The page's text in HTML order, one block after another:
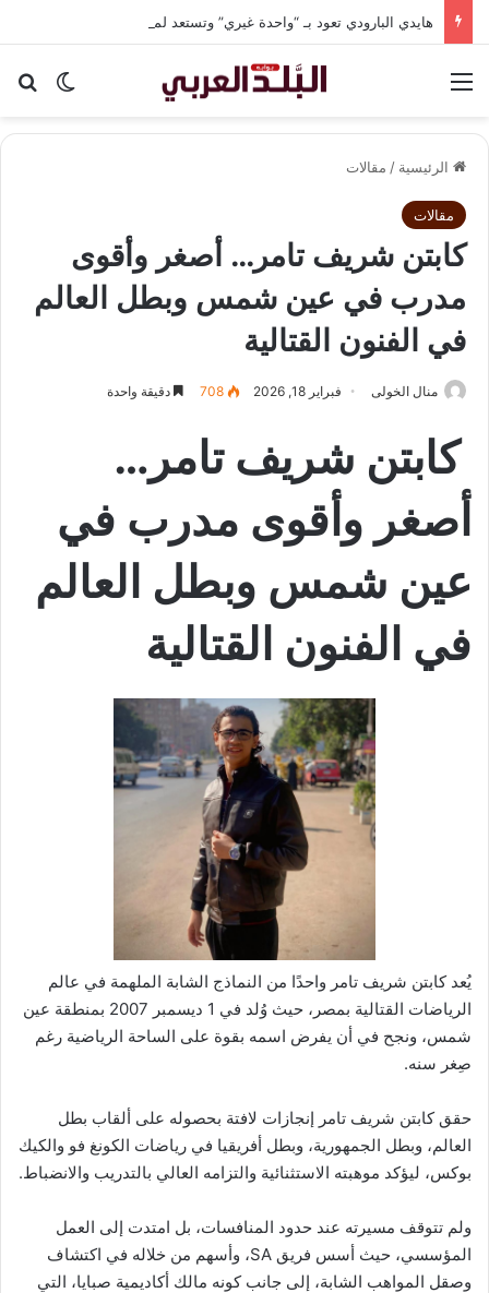
الوضع
الرئيسية / مقالات
مقالات
كابتن شريف تامر… أصغر وأقوى
مدرب في عين شمس وبطل العالم
في الفنون القتالية
منال الخولى فبراير 18, 2026 708 دقيقة واحدة
كابتن شريف تامر…
أصغر وأقوى مدرب في
عين شمس وبطل العالم
في الفنون القتالية
يُعد كابتن شريف تامر واحدًا من النماذج الشابة الملهمة في عالم
الرياضات القتالية بمصر، حيث وُلد في 1 ديسمبر 2007 بمنطقة عين
شمس، ونجح في أن يفرض اسمه بقوة على الساحة الرياضية رغم
صِغر سنه.
حقق كابتن شريف تامر إنجازات لافتة بحصوله على ألقاب بطل
العالم، وبطل الجمهورية، وبطل أفريقيا في رياضات الكونغ فو والكيك
بوكس، ليؤكد موهبته الاستثنائية والتزامه العالي بالتدريب والانضباط.
ولم تتوقف مسيرته عند حدود المنافسات، بل امتدت إلى العمل
المؤسسي، حيث أسس فريق SA، وأسهم من خلاله في اكتشاف
وصقل المواهب الشابة، إلى جانب كونه مالك أكاديمية صبايا، التي